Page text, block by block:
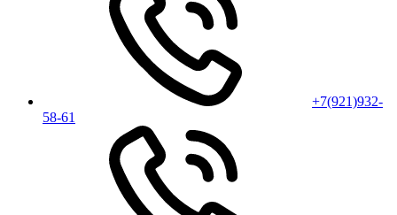
+7(921)932-
58-61